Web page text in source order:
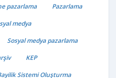
pazarlama
Pazarlama
medya
Sosyal medya pazarlama
KEP
Sistemi Oluşturma